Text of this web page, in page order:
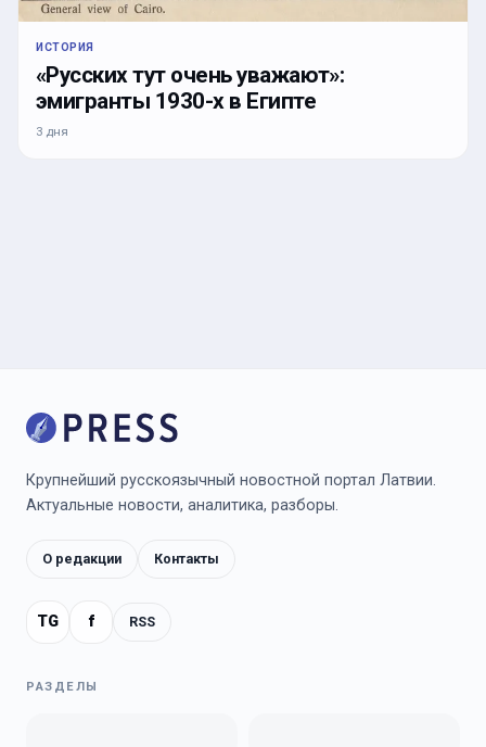
ИСТОРИЯ
«Русских тут очень уважают»:
эмигранты 1930-х в Египте
3 дня
Крупнейший русскоязычный новостной портал Латвии.
Актуальные новости, аналитика, разборы.
О редакции Контакты
TG f RSS
РАЗДЕЛЫ